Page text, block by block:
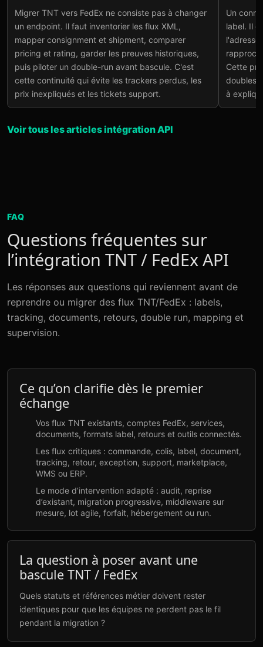
XML vers REST
Lire l'article→
Migrer TNT vers FedEx ne consiste pas à changer
un endpoint. Il faut inventorier les flux XML,
mapper consignment et shipment, comparer
pricing et rating, garder les preuves historiques,
puis piloter un double-run avant bascule. C'est
cette continuité qui évite les trackers perdus, les
prix inexpliqués et les tickets support.
Un
label. Il
Cette
doubles
à
Voir tous les articles intégration API
FAQ
Questions fréquentes sur
l’intégration TNT / FedEx API
Les réponses aux questions qui reviennent avant de
reprendre ou migrer des flux TNT/FedEx : labels,
tracking, documents, retours, double run, mapping et
supervision.
Ce qu’on clarifie dès le premier
échange
Vos flux TNT existants, comptes FedEx, services,
documents, formats label, retours et outils connectés.
Les flux critiques : commande, colis, label, document,
tracking, retour, exception, support, marketplace,
WMS ou ERP.
Le mode d’intervention adapté : audit, reprise
d’existant, migration progressive, middleware sur
mesure, lot agile, forfait, hébergement ou run.
La question à poser avant une
bascule TNT / FedEx
Quels statuts et références métier doivent rester
identiques pour que les équipes ne perdent pas le fil
pendant la migration ?